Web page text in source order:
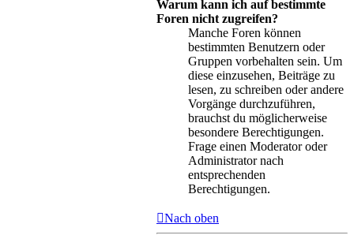
Warum kann ich auf bestimmte
Foren nicht zugreifen?
Manche Foren können
bestimmten Benutzern oder
Gruppen vorbehalten sein. Um
diese einzusehen, Beiträge zu
lesen, zu schreiben oder andere
Vorgänge durchzuführen,
brauchst du möglicherweise
besondere Berechtigungen.
Frage einen Moderator oder
Administrator nach
entsprechenden
Berechtigungen.
Nach oben